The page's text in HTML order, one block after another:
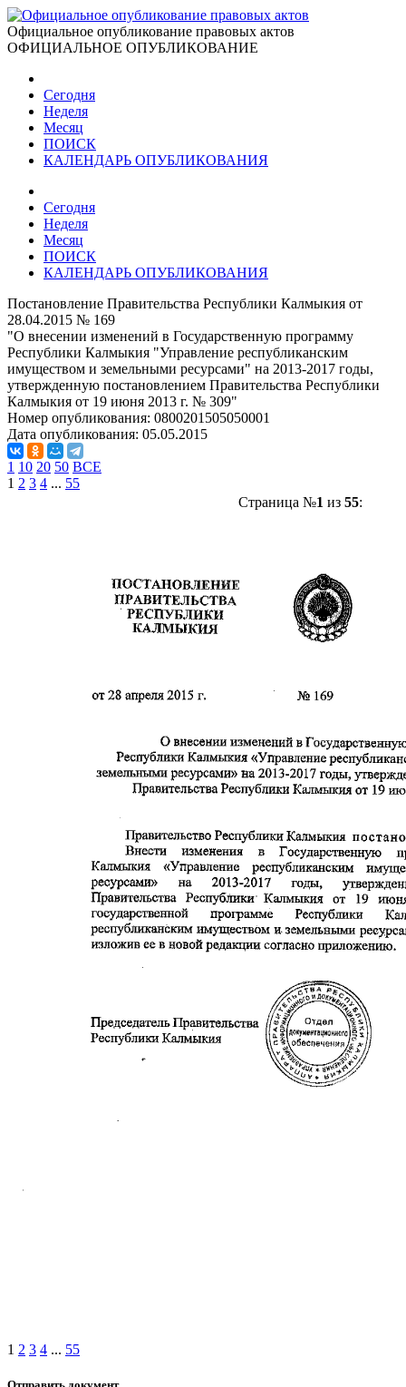
Официальное опубликование правовых актов
ОФИЦИАЛЬНОЕ ОПУБЛИКОВАНИЕ
Сегодня
Неделя
Месяц
ПОИСК
КАЛЕНДАРЬ ОПУБЛИКОВАНИЯ
Сегодня
Неделя
Месяц
ПОИСК
КАЛЕНДАРЬ ОПУБЛИКОВАНИЯ
Постановление Правительства Республики Калмыкия от
28.04.2015 № 169
"О внесении изменений в Государственную программу
Республики Калмыкия "Управление республиканским
имуществом и земельными ресурсами" на 2013-2017 годы,
утвержденную постановлением Правительства Республики
Калмыкия от 19 июня 2013 г. № 309"
Номер опубликования: 0800201505050001
Дата опубликования: 05.05.2015
1 10 20 50 ВСЕ
1 2 3 4 ... 55
Страница №1 из 55:
1 2 3 4 ... 55